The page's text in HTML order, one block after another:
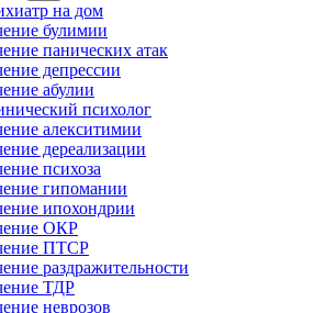
на дом
булимии
панических атак
депрессии
абулии
психолог
алекситимии
дереализации
психоза
гипомании
ипохондрии
ОКР
ПТСР
раздражительности
ТДР
неврозов